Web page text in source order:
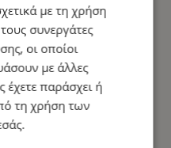
Facelift / W204 /
με τη χρήση
συνεργάτες
οι οποίοι
με άλλες
παράσχει ή
τη χρήση των